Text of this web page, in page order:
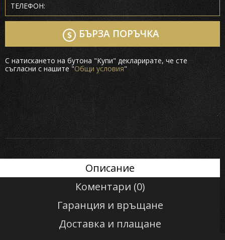
БЪРЗА ПОРЪЧКА
С натискането на бутона "Купи" декларирате, че сте
съгласни с нашите "Общи условия"
Описание
Коментари (0)
Гаранция и връщане
Доставка и плащане